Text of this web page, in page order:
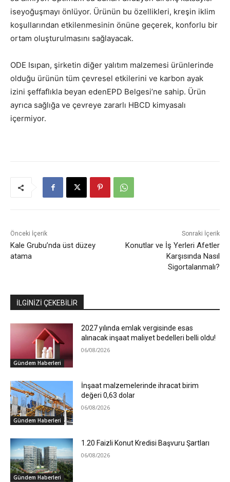
iseyoğuşmayı önlüyor. Ürünün bu özellikleri, kreşin iklim
koşullarından etkilenmesinin önüne geçerek, konforlu bir
ortam oluşturulmasını sağlayacak.
ODE Isıpan, şirketin diğer yalıtım malzemesi ürünlerinde
olduğu ürünün tüm çevresel etkilerini ve karbon ayak
izini şeffaflıkla beyan edenEPD Belgesi’ne sahip. Ürün
ayrıca sağlığa ve çevreye zararlı HBCD kimyasalı
içermiyor.
Önceki İçerik
Kale Grubu’nda üst düzey
atama
Sonraki İçerik
Konutlar ve İş Yerleri Afetler
Karşısında Nasıl
Sigortalanmalı?
İLGİNİZİ ÇEKEBİLİR
Gündem Haberleri
2027 yılında emlak vergisinde esas
alınacak inşaat maliyet bedelleri belli oldu!
06/08/2026
Gündem Haberleri
İnşaat malzemelerinde ihracat birim
değeri 0,63 dolar
06/08/2026
Gündem Haberleri
1.20 Faizli Konut Kredisi Başvuru Şartları
06/08/2026